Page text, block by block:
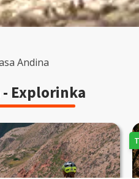
Andina
- Explorinka